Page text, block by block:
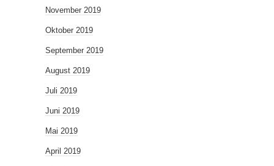
November 2019
Oktober 2019
September 2019
August 2019
Juli 2019
Juni 2019
Mai 2019
April 2019